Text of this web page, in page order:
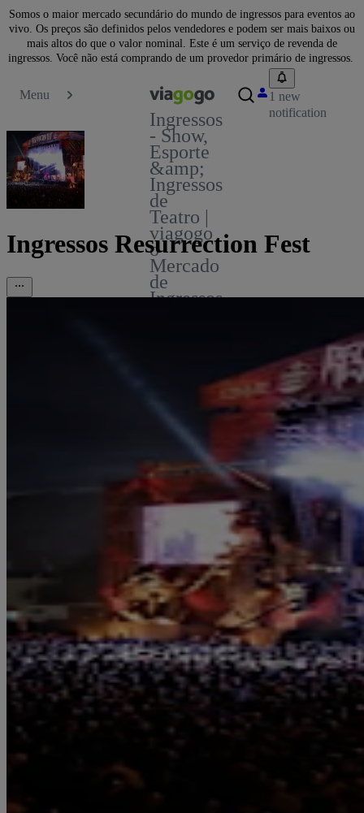
Somos o maior mercado secundário do mundo de ingressos para eventos ao
vivo. Os preços são definidos pelos vendedores e podem ser mais baixos ou
mais altos do que o valor nominal. Este é um serviço de revenda de
ingressos. Você não está comprando de um provedor primário de ingressos.
Menu
Ingressos
- Show,
Esporte
&amp;
Ingressos
de
Teatro |
viagogo
o
Mercado
de
Ingressos
1 new
notification
Ingressos Resurrection Fest